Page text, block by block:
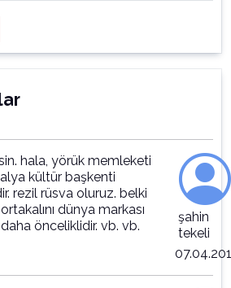
hala, yörük memleketi
kültür başkenti
rezil rüsva oluruz. belki
dünya markası
önceliklidir. vb. vb.
şahin
tekeli